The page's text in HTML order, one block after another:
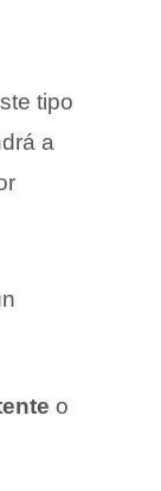
tipo
a
o